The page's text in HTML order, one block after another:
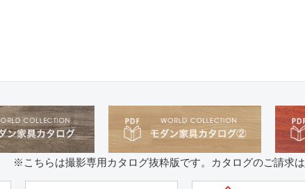
※こちらは撮影専用カタログ抜粋版です。カタログのご請求は